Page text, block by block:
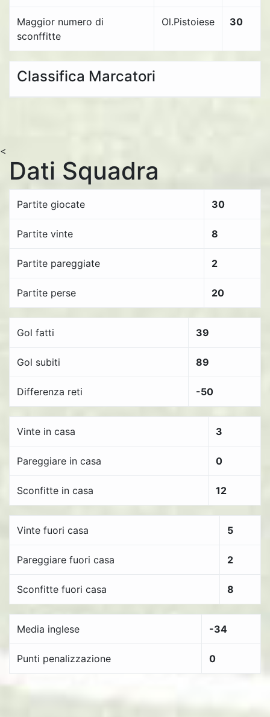
Maggior numero di
sconffitte
Ol.Pistoiese 30
Classifica Marcatori
<
Dati Squadra
Partite giocate 30
Partite vinte 8
Partite pareggiate 2
Partite perse 20
Gol fatti 39
Gol subiti 89
Differenza reti -50
Vinte in casa 3
Pareggiare in casa 0
Sconfitte in casa 12
Vinte fuori casa 5
Pareggiare fuori casa 2
Sconfitte fuori casa 8
Media inglese -34
Punti penalizzazione 0